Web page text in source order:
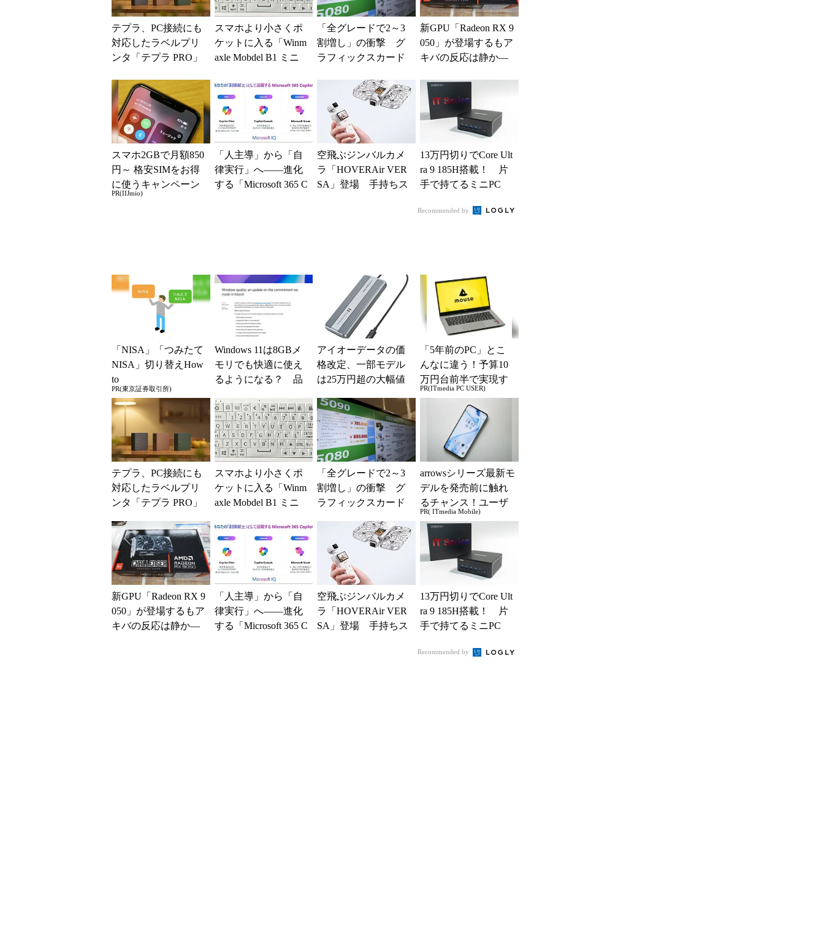
テプラ、PC接続にも
対応したラベルプリ
ンタ「テプラ PRO」
スマホより小さくポ
ケットに入る「Winm
axle Mobdel B1 ミニ
ド」...
「全グレードで2～3
割増し」の衝撃 グ
ラフィックスカード
でアキバの購入制限
が深刻化
新GPU「Radeon RX 9
050」が登場するもア
キバの反応は静か―
ツ事...
スマホ2GBで月額850
円～ 格安SIMをお得
に使うキャンペーン
実施中！
PR(IIJmio)
「人主導」から「自
律実行」へ――進化
する「Microsoft 365 C
空飛ぶジンバルカメ
ラ「HOVERAir VER
SA」登場 手持ちス
13万円切りでCore Ult
ra 9 185H搭載！ 片
手で持てるミニPC
Recommended by
「NISA」「つみたて
NISA」切り替えHow
to
PR(東京証券取引所)
Windows 11は8GBメ
モリでも快適に使え
るようになる？ 品
と「26H2」に...
アイオーデータの価
格改定、一部モデル
は25万円超の大幅値
「5年前のPC」とこ
んなに違う！予算10
万円台前半で実現す
る快適PCライフ
PR(ITmedia PC USER)
テプラ、PC接続にも
対応したラベルプリ
ンタ「テプラ PRO」
スマホより小さくポ
ケットに入る「Winm
axle Mobdel B1 ミニ
「全グレードで2～3
割増し」の衝撃 グ
ラフィックスカード
でアキバの購入制限
が深刻化
arrowsシリーズ最新モ
デルを発売前に触れ
るチャンス！ユーザ
ー座談会開催
PR( ITmedia Mobile)
新GPU「Radeon RX 9
050」が登場するもア
キバの反応は静か―
「人主導」から「自
律実行」へ――進化
する「Microsoft 365 C
空飛ぶジンバルカメ
ラ「HOVERAir VER
SA」登場 手持ちス
13万円切りでCore Ult
ra 9 185H搭載！ 片
手で持てるミニPC
Recommended by